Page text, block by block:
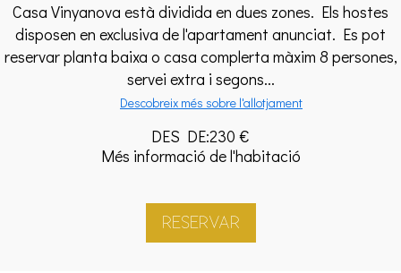
Casa Vinyanova està dividida en dues zones. Els hostes
disposen en exclusiva de l'apartament anunciat. Es pot
reservar planta baixa o casa complerta màxim 8 persones,
servei extra i segons...
Descobreix més sobre l'allotjament
DES DE:230 €
Més informació de l'habitació
RESERVAR